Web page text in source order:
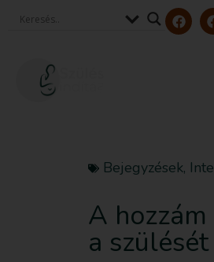
Bejegyzések,
A
a